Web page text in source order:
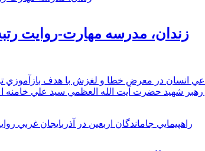
زندان، مدرسه مهارت-روايت
انسان در معرض خطا و لغزش با هدف بازآموزي
و رهبر شهيد حضرت آيت الله العظمي سيد علي